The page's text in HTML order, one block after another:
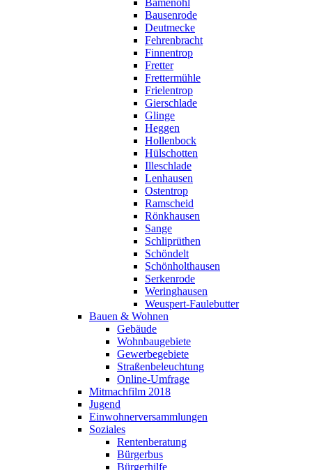
Bamenohl
Bausenrode
Deutmecke
Fehrenbracht
Finnentrop
Fretter
Frettermühle
Frielentrop
Gierschlade
Glinge
Heggen
Hollenbock
Hülschotten
Illeschlade
Lenhausen
Ostentrop
Ramscheid
Rönkhausen
Sange
Schliprüthen
Schöndelt
Schönholthausen
Serkenrode
Weringhausen
Weuspert-Faulebutter
Bauen & Wohnen
Gebäude
Wohnbaugebiete
Gewerbegebiete
Straßenbeleuchtung
Online-Umfrage
Mitmachfilm 2018
Jugend
Einwohnerversammlungen
Soziales
Rentenberatung
Bürgerbus
Bürgerhilfe